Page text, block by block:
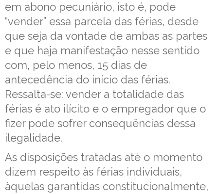
em abono pecuniário, isto é, pode
“vender” essa parcela das férias, desde
que seja da vontade de ambas as partes
e que haja manifestação nesse sentido
com, pelo menos, 15 dias de
antecedência do início das férias.
Ressalta-se: vender a totalidade das
férias é ato ilícito e o empregador que o
fizer pode sofrer consequências dessa
ilegalidade.
As disposições tratadas até o momento
dizem respeito às férias individuais,
àquelas garantidas constitucionalmente,